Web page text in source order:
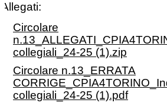
Allegati:
Circolare
collegiali_24-25 (1).zip
Circolare n.13_ERRATA
collegiali_24-25 (1).pdf